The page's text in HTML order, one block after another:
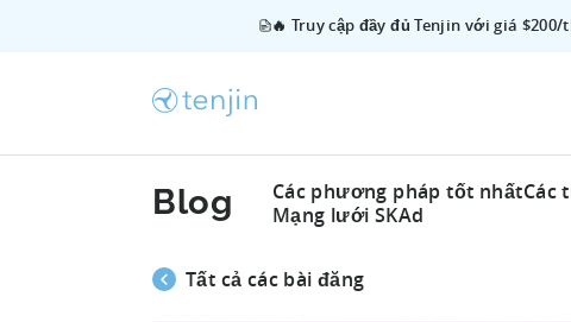
🔥 Truy cập đầy đủ Tenjin với giá
Blog Các phương pháp tốt nhấtCác
Mạng lưới SKAd
Tất cả các bài đăng